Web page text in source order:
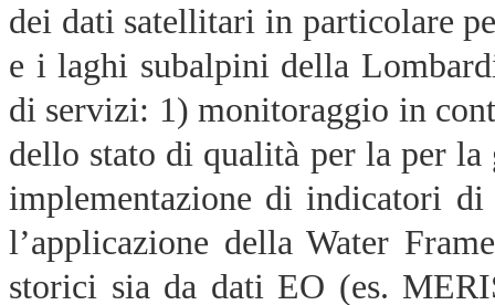
dei dati satellitari in particolare
e i laghi subalpini della
di servizi: 1) monitoraggio in
dello stato di qualità per la per la
implementazione di indicatori
l’applicazione della Water
storici sia da dati EO (es.